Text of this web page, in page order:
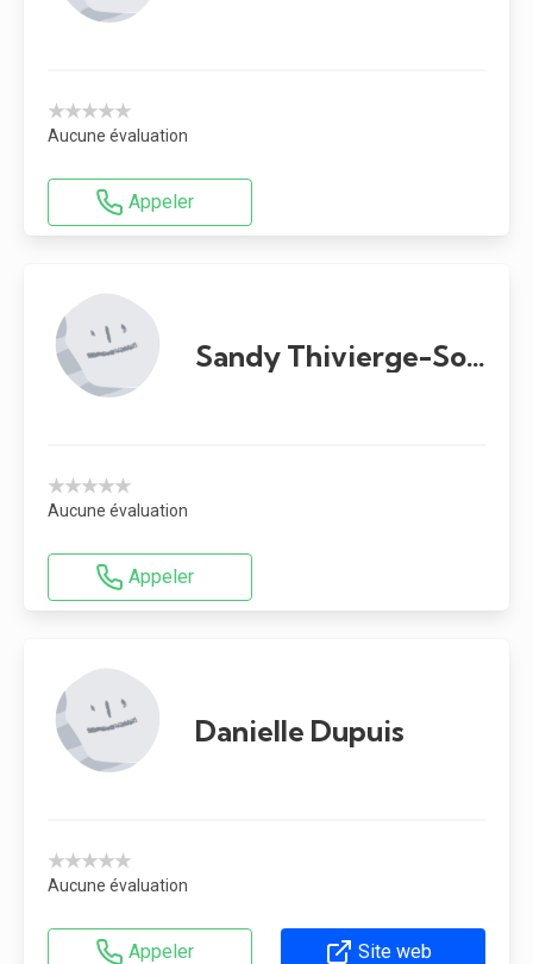
★★★★★
Aucune évaluation
Appeler
Sandy Thivierge-Southidara
★★★★★
Aucune évaluation
Appeler
Danielle Dupuis
★★★★★
Aucune évaluation
Appeler Site web